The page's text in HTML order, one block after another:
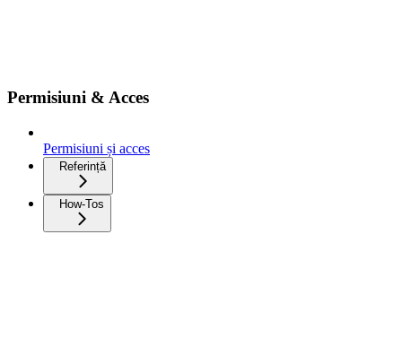
Permisiuni & Acces
Permisiuni și acces
Referință
How-Tos